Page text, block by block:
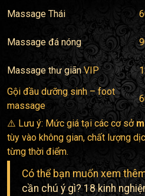
Massage Thái
Massage đá nóng
Massage thư giãnVIP
Gội đầu dưỡng sinh – foot
massage
⚠️ Lưu ý: Mức giá tại các cơ sở
tùy vào không gian, chất lượng
từng thời điểm.
Có thể bạn muốn xem
cần chú ý gì? 18 kinh